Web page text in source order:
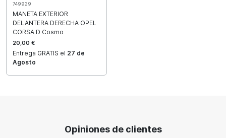
749929
MANETA EXTERIOR
DELANTERA DERECHA OPEL
CORSA D Cosmo
20,00 €
Entrega GRATIS el 27 de
Agosto
Opiniones de clientes